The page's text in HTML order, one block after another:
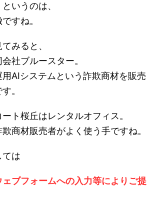
いうのは、
すね。
みると、
社ブルースター。
AIシステムという詐欺商材を販売
。
ト桜丘はレンタルオフィス。
商材販売者がよく使う手ですね。
ては
ェブフォームへの入力等によりご提